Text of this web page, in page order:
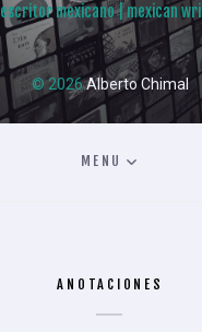
escritor mexicano | mexican
© 2026Alberto Chimal
MENU
ANOTACIONES